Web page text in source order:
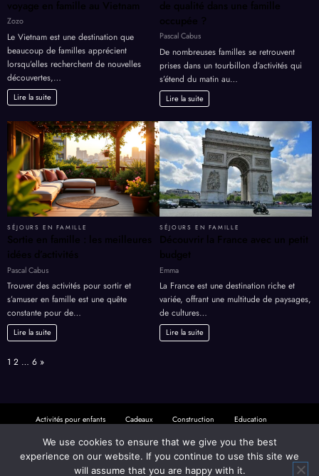
SÉJOURS EN FAMILLE
Les meilleurs itinéraires pour un
voyage en famille au Vietnam
Zozo
Le Vietnam est une destination que
beaucoup de familles apprécient
lorsqu’elles recherchent de nouvelles
découvertes,…
Lire la suite
SÉJOURS EN FAMILLE
Comment instaurer des moments
de qualité dans une famille
occupée ?
Pascal Cabus
De nombreuses familles se retrouvent
prises dans un tourbillon d’activités qui
s’étend du matin au…
Lire la suite
SÉJOURS EN FAMILLE
Sortie en famille : les meilleures
idées d’activités
Pascal Cabus
Trouver des activités pour sortir et
s’amuser en famille est une quête
constante pour de…
Lire la suite
SÉJOURS EN FAMILLE
Découvrir la France avec un petit
budget
Emma
La France est une destination riche et
variée, offrant une multitude de paysages,
de cultures…
Activités pour enfants Cadeaux Construction
Education
Finances
Jeux Loisirs Mariage Mode
Non classé
Santé Sécurité Séjours en famille Sports
We use cookies to ensure that we give you the best
experience on our website. If you continue to use this site we
will assume that you are happy with it.